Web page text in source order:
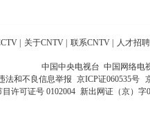
关于CNTV 联系CNTV 人才招聘
中国中央电视台 中国网络电
法和不良信息举报 京ICP证060535号
许可证号 0102004 新出网证（京）